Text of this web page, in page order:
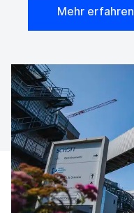
Mehr erfahren